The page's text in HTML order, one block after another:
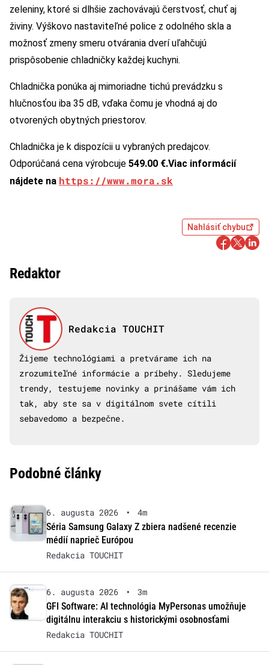
zeleniny, ktoré si dlhšie zachovávajú čerstvosť, chuť aj
živiny. Výškovo nastaviteľné police z odolného skla a
možnosť zmeny smeru otvárania dverí uľahčujú
prispôsobenie chladničky každej kuchyni.
Chladnička ponúka aj mimoriadne tichú prevádzku s
hlučnosťou iba 35 dB, vďaka čomu je vhodná aj do
otvorených obytných priestorov.
Chladnička je k dispozícii u vybraných predajcov.
Odporúčaná cena výrobcuje 549.00 €.Viac informácií
nájdete na https://www.mora.sk
Nahlásiť chybu
Redaktor
Redakcia TOUCHIT
Žijeme technológiami a pretvárame ich na
zrozumiteľné informácie a príbehy. Sledujeme
trendy, testujeme novinky a prinášame vám ich
tak, aby ste sa v digitálnom svete cítili
sebavedomo a bezpečne.
Podobné články
6. augusta 2026 •
4m
Séria Samsung Galaxy Z zbiera nadšené recenzie
médií naprieč Európou
Redakcia TOUCHIT
6. augusta 2026 •
3m
GFI Software: AI technológia MyPersonas umožňuje
digitálnu interakciu s historickými osobnosťami
Redakcia TOUCHIT